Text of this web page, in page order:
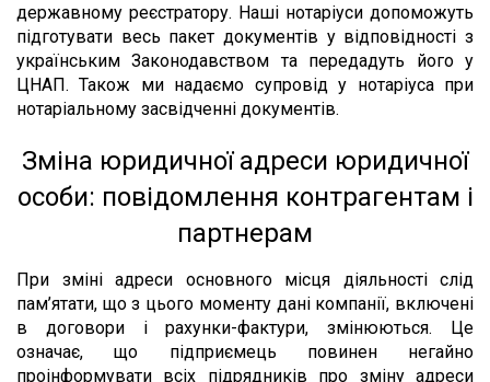
державному реєстратору. Наші нотаріуси допоможуть
підготувати весь пакет документів у відповідності з
українським Законодавством та передадуть його у
ЦНАП. Також ми надаємо супровід у нотаріуса при
нотаріальному засвідченні документів.
Зміна юридичної адреси юридичної
особи: повідомлення контрагентам і
партнерам
При зміні адреси основного місця діяльності слід
пам’ятати, що з цього моменту дані компанії, включені
в договори і рахунки-фактури, змінюються. Це
означає, що підприємець повинен негайно
проінформувати всіх підрядників про зміну адреси